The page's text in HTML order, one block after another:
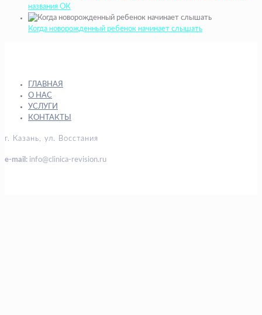
названия ОК
Когда новорожденный ребенок начинает слышать
ГЛАВНАЯ
О НАС
УСЛУГИ
КОНТАКТЫ
г. Казань, ул. Восстания
e-mail: info@clinica-revision.ru